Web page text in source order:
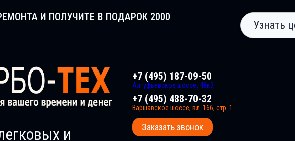
И ПОЛУЧИТЕ В ПОДАРОК 2000
Узнать
и
+7 (495) 187-09-50
Алтуфьевское шоссе, 48к3
+7 (495) 488-70-32
Варшавское шоссе, вл. 166, стр. 1
Заказать звонок